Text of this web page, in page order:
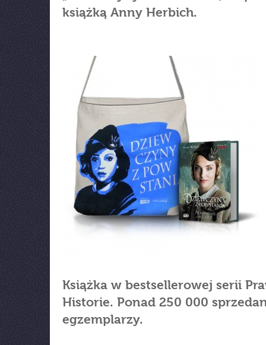
książką Anny Herbich.
Książka w bestsellerowej serii
Historie. Ponad 250 000
egzemplarzy.